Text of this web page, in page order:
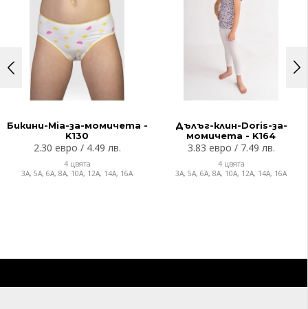
Бикини-Mia-за-момичета -
K130
2.30 евро / 4.49 лв.
4 цвята
3A, 5A, 6A, 8A, 10A, 12A, 14A, 16A
Дълъг-клин-Doris-за-
момичета - K164
3.83 евро / 7.49 лв.
4 цвята
3A, 5A, 6A, 8A, 10A, 12A, 14A, 16A